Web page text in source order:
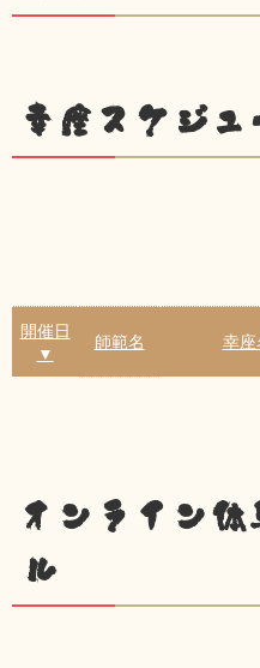
幸座スケジュ
開催日
▼
師範名 幸座
オンライン
ル